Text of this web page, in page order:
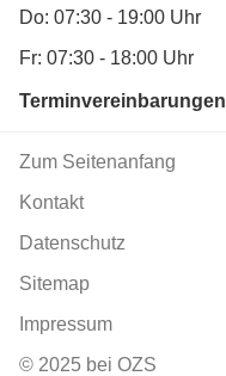
Do: 07:30 - 19:00 Uhr
Fr: 07:30 - 18:00 Uhr
Terminvereinbarungen
Zum Seitenanfang
Kontakt
Datenschutz
Sitemap
Impressum
© 2025 bei OZS